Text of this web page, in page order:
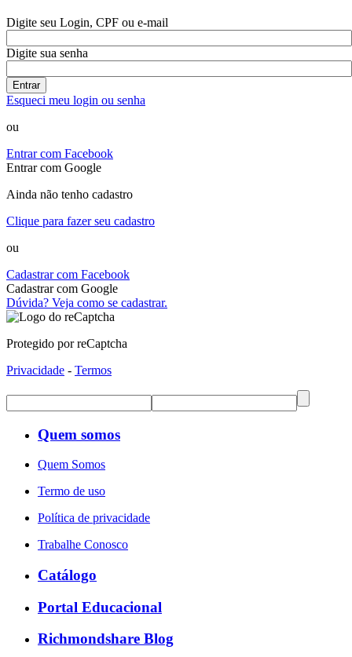
Digite seu Login, CPF ou e-mail
Digite sua senha
Entrar
Esqueci meu login ou senha
ou
Entrar com Facebook
Entrar com Google
Ainda não tenho cadastro
Clique para fazer seu cadastro
ou
Cadastrar com Facebook
Cadastrar com Google
Dúvida? Veja como se cadastrar.
Protegido por reCaptcha
Privacidade - Termos
Quem somos
Quem Somos
Termo de uso
Política de privacidade
Trabalhe Conosco
Catálogo
Portal Educacional
Richmondshare Blog